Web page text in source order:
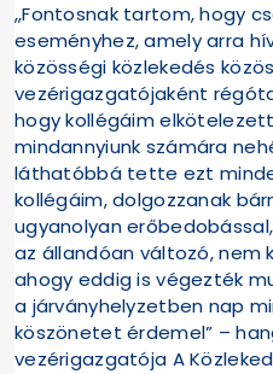
„Fontosnak tartom, hogy
eseményhez, amely arra
közösségi közlekedés
vezérigazgatójaként
hogy kollégáim
mindannyiunk számára
láthatóbbá tette ezt
kollégáim, dolgozzanak
ugyanolyan
az állandóan változó, nem
ahogy eddig is végezték
a járványhelyzetben nap
köszönetet érdemel” –
vezérigazgatója A